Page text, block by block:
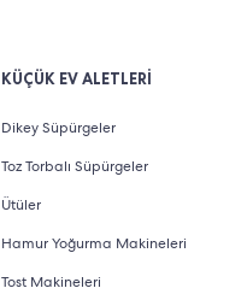
KÜÇÜK EV ALETLERİ
Dikey Süpürgeler
Toz Torbalı Süpürgeler
Ütüler
Hamur Yoğurma Makineleri
Tost Makineleri